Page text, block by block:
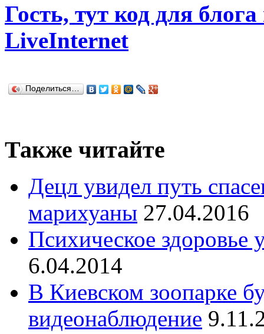
Гость, тут код для
LiveInternet
Поделиться…
Также читайте
Децл увидел путь
марихуаны 27.04.2016
Психическое здоровье
6.04.2014
В Киевском зоопарке
видеонаблюдение